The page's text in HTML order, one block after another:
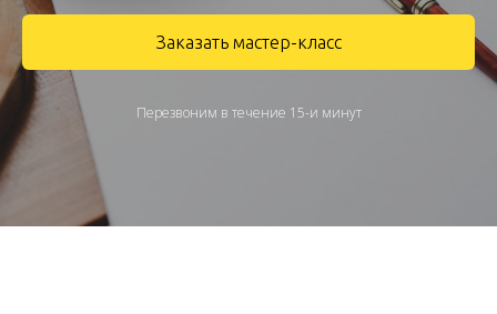
Заказать мастер-класс
Перезвоним в течение 15-и минут